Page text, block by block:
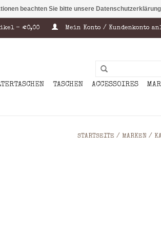
- €0,00 Mein Konto / Kundenkonto
TASCHEN ACCESSOIRES
STARTSEITE / MARKEN /
beachten Sie bitte unsere